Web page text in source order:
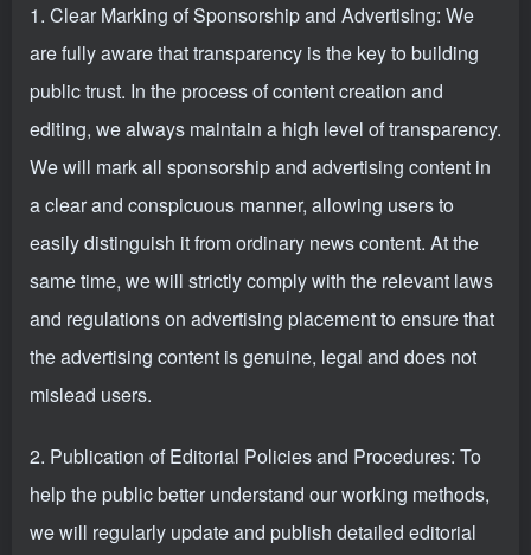
1. Clear Marking of Sponsorship and Advertising: We
are fully aware that transparency is the key to building
public trust. In the process of content creation and
editing, we always maintain a high level of transparency.
We will mark all sponsorship and advertising content in
a clear and conspicuous manner, allowing users to
easily distinguish it from ordinary news content. At the
same time, we will strictly comply with the relevant laws
and regulations on advertising placement to ensure that
the advertising content is genuine, legal and does not
mislead users.
2. Publication of Editorial Policies and Procedures: To
help the public better understand our working methods,
we will regularly update and publish detailed editorial